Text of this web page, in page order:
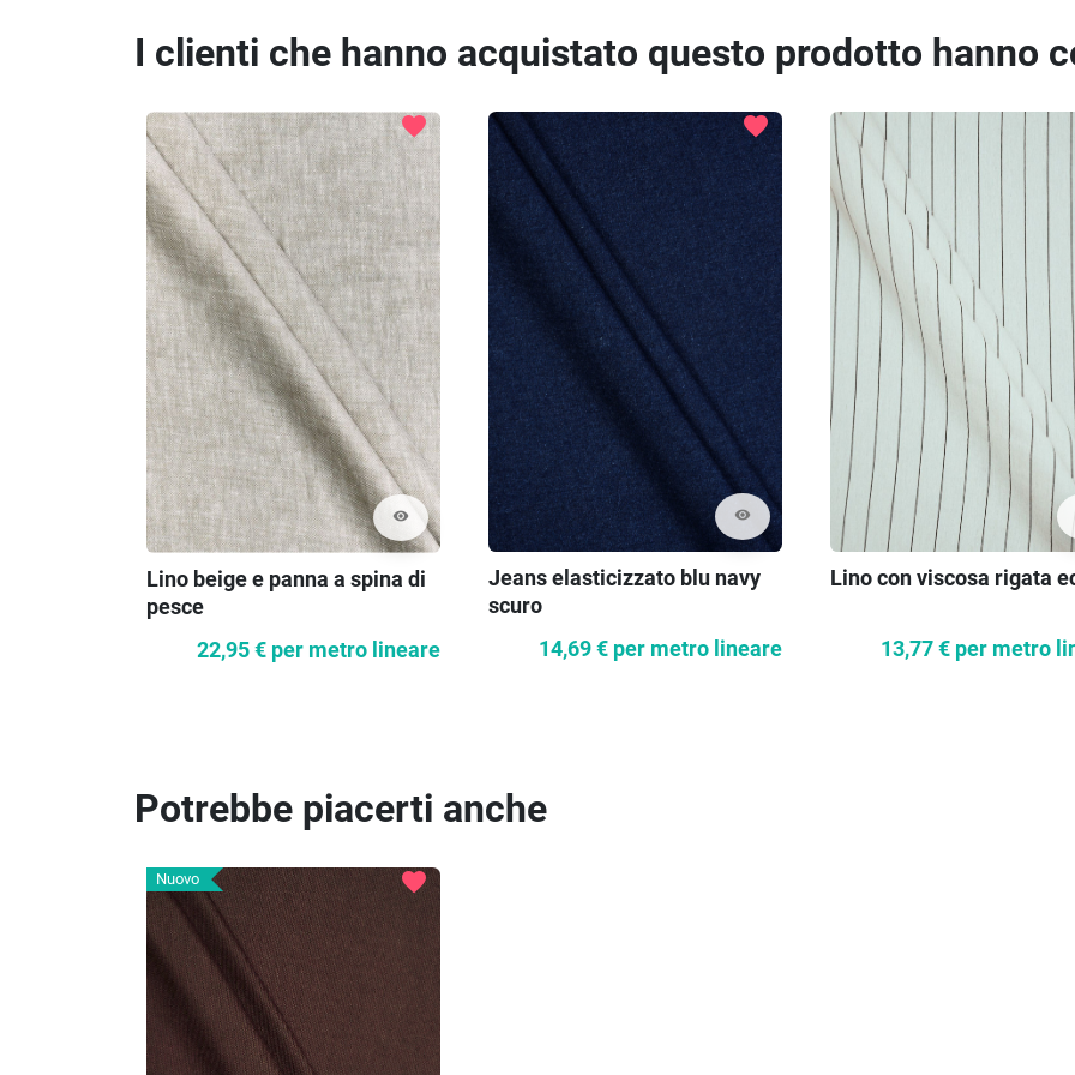
I clienti che hanno acquistato questo prodotto hanno
visibility
favorite
Lino beige e panna a spina di
pesce
22,95 € per metro lineare
visibility
favorite
Jeans elasticizzato blu navy
scuro
14,69 € per metro lineare
Lino con viscosa rigata
13,77 € per metro
Potrebbe piacerti anche
Nuovo favorite